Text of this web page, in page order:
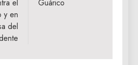
el
y en
del
Guárico